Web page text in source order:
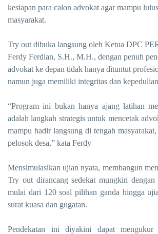
kesiapan para calon advokat agar mampu
masyarakat.
Try out dibuka langsung oleh Ketua DPC
Ferdy Ferdian, S.H., M.H., dengan penuh
advokat ke depan tidak hanya dituntut
namun juga memiliki integritas dan
“Program ini bukan hanya ajang latihan
adalah langkah strategis untuk mencetak
mampu hadir langsung di tengah
pelosok desa,” kata Ferdy
Mensimulasikan ujian nyata, membangun
Try out dirancang sedekat mungkin
mulai dari 120 soal pilihan ganda hingga
surat kuasa dan gugatan.
Pendekatan ini diyakini dapat mengukur